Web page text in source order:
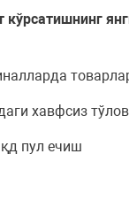
кўрсатишнинг
хавфсиз
пул ечиш